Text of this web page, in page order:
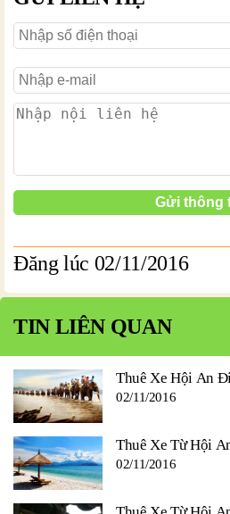
Đăng lúc 02/11/2016
TIN LIÊN QUAN
Thuê Xe Hội An
02/11/2016
Thuê Xe Từ Hội
02/11/2016